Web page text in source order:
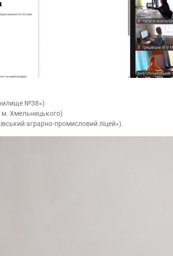
№38»)
Хмельницького)
аграрно-промисловий ліцей»).